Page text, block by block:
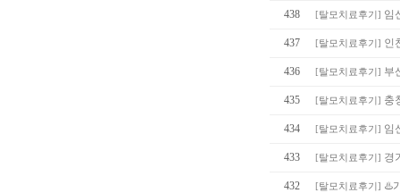
438 [탈모치료후기 ] 임
437 [탈모치료후기 ] 인
436 [탈모치료후기 ] 부
435 [탈모치료후기 ] 충
434 [탈모치료후기 ] 임
433 [탈모치료후기 ] 경
432 [탈모치료후기 ] ♨️